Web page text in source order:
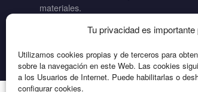
Tu privacidad es
Utilizamos cookies propias y de terceros para
sobre la navegación en este Web. Las cookies
a los Usuarios de Internet. Puede habilitarlas o
configurar cookies.
materiales.